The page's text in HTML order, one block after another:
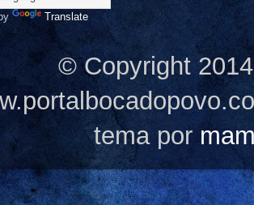
Translate
© Copyright
tema por